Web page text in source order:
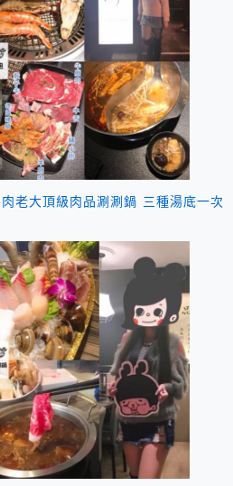
老大頂級肉品涮涮鍋 三種湯底一次